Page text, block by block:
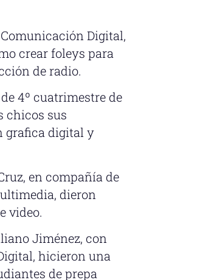
Digital,
crear foleys para
de radio.
4º cuatrimestre de
chicos sus
grafica digital y
en compañía de
dieron
video.
Jiménez, con
hicieron una
de prepa